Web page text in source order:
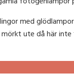
med
ute då här